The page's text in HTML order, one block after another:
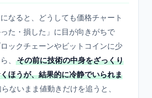
なると、どうしても価格チャート
た・損した」に目が向きがちで
ックチェーンやビットコインに少
、
その前に技術の中身をざっくり
ほうが、結果的に冷静でいられま
ないまま値動きだけを追うと、